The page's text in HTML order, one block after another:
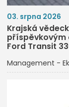
03. srpna 2026
Krajská
příspěvkovým
Ford Transit
Management -